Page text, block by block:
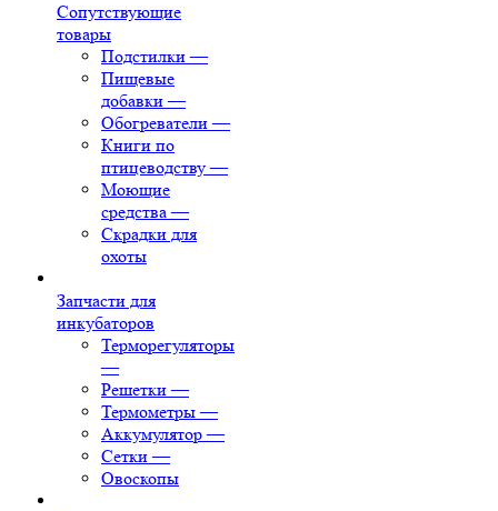
Сопутствующие
товары
Подстилки —
Пищевые
добавки —
Обогреватели —
Книги по
птицеводству —
Моющие
средства —
Скрадки для
охоты
Запчасти для
инкубаторов
Терморегуляторы
—
Решетки —
Термометры —
Аккумулятор —
Сетки —
Овоскопы